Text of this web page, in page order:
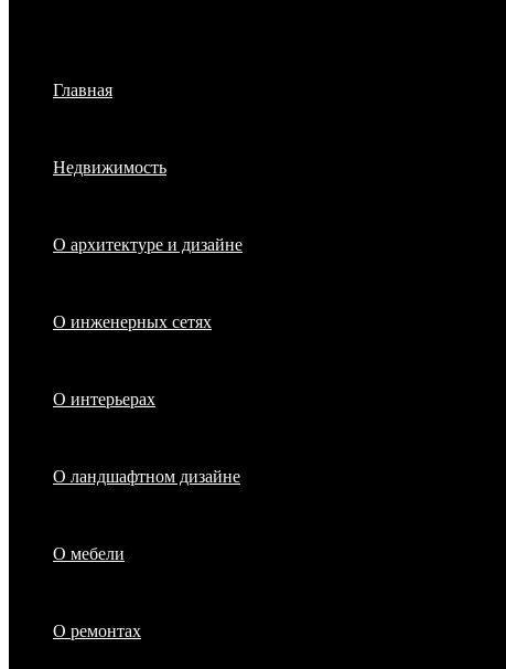
Главная
Недвижимость
О архитектуре и дизайне
О инженерных сетях
О интерьерах
О ландшафтном дизайне
О мебели
О ремонтах